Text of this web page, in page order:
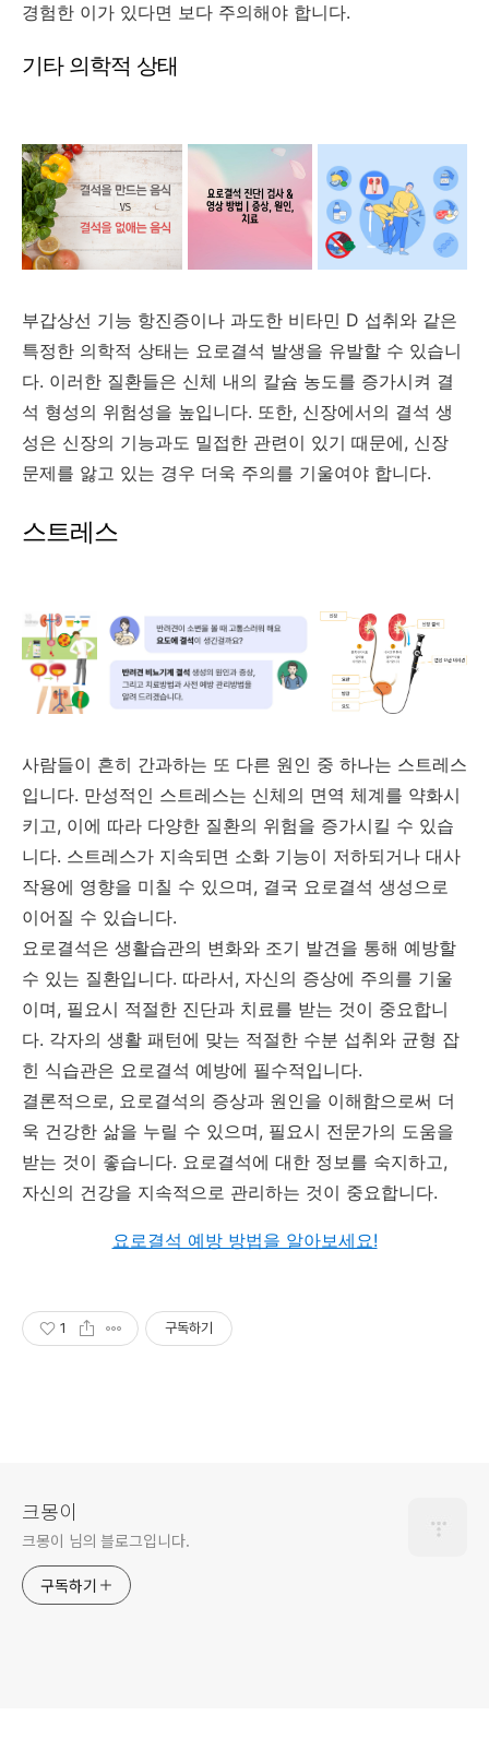
경험한 이가 있다면 보다 주의해야 합니다.
기타 의학적 상태
부갑상선 기능 항진증이나 과도한 비타민 D 섭취와 같은
특정한 의학적 상태는 요로결석 발생을 유발할 수 있습니
다. 이러한 질환들은 신체 내의 칼슘 농도를 증가시켜 결
석 형성의 위험성을 높입니다. 또한, 신장에서의 결석 생
성은 신장의 기능과도 밀접한 관련이 있기 때문에, 신장
문제를 앓고 있는 경우 더욱 주의를 기울여야 합니다.
스트레스
사람들이 흔히 간과하는 또 다른 원인 중 하나는 스트레스
입니다. 만성적인 스트레스는 신체의 면역 체계를 약화시
키고, 이에 따라 다양한 질환의 위험을 증가시킬 수 있습
니다. 스트레스가 지속되면 소화 기능이 저하되거나 대사
작용에 영향을 미칠 수 있으며, 결국 요로결석 생성으로
이어질 수 있습니다.
요로결석은 생활습관의 변화와 조기 발견을 통해 예방할
수 있는 질환입니다. 따라서, 자신의 증상에 주의를 기울
이며, 필요시 적절한 진단과 치료를 받는 것이 중요합니
다. 각자의 생활 패턴에 맞는 적절한 수분 섭취와 균형 잡
힌 식습관은 요로결석 예방에 필수적입니다.
결론적으로, 요로결석의 증상과 원인을 이해함으로써 더
욱 건강한 삶을 누릴 수 있으며, 필요시 전문가의 도움을
받는 것이 좋습니다. 요로결석에 대한 정보를 숙지하고,
자신의 건강을 지속적으로 관리하는 것이 중요합니다.
요로결석 예방 방법을 알아보세요!
1 구독하기
크몽이
크몽이 님의 블로그입니다.
구독하기